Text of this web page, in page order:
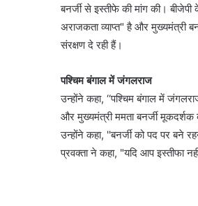
बनर्जी से इस्तीफे की मांग की।
अराजकता व्याप्त" है और मुख्यमंत्री
संरक्षण दे रही हैं।
पश्चिम बंगाल में जंगलराज
उन्होंने कहा, ‘‘पश्चिम बंगाल में
और मुख्यमंत्री ममता बनर्जी मूकदर्शक
उन्होंने कहा, ''बनर्जी को पद पर बने
प्रवक्ता ने कहा, "यदि आप इस्तीफा